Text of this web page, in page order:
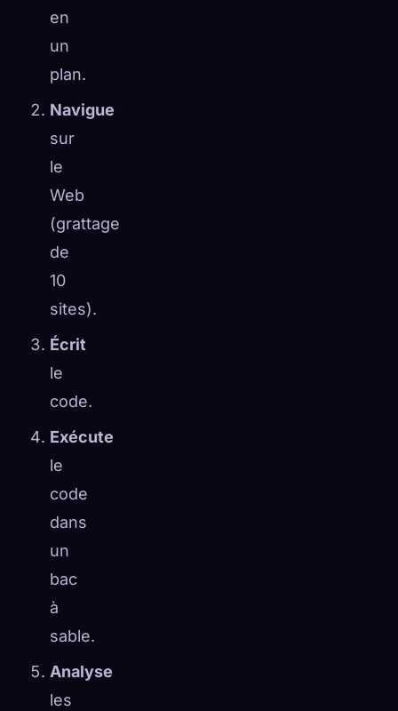
en
un
plan.
Navigue
sur
le
Web
(grattage
de
10
sites).
Écrit
le
code.
Exécute
le
code
dans
un
bac
à
sable.
Analyse
les